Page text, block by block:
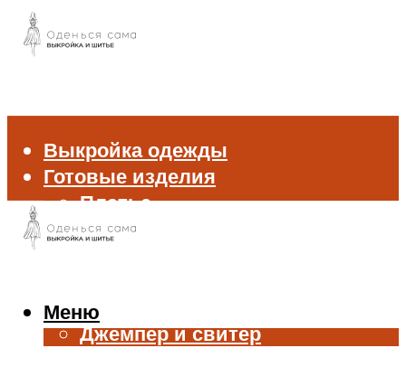
Выкройка одежды
Готовые изделия
Платье
Брюки
Жилет
Джемпер и свитер
Меню